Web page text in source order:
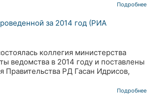
Подробнее
за 2014 год (РИА
коллегия министерства
ведомства в 2014 году и поставлены
Правительства РД Гасан Идрисов,
Подробнее